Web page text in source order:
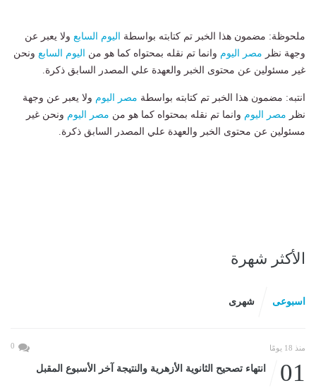
ملحوظة: مضمون هذا الخبر تم كتابته بواسطة اليوم السابع ولا يعبر عن
وجهة نظر مصر اليوم وانما تم نقله بمحتواه كما هو من اليوم السابع ونحن
غير مسئولين عن محتوى الخبر والعهدة علي المصدر السابق ذكرة.
انتبه: مضمون هذا الخبر تم كتابته بواسطة مصر اليوم ولا يعبر عن وجهة
نظر مصر اليوم وانما تم نقله بمحتواه كما هو من مصر اليوم ونحن غير
مسئولين عن محتوى الخبر والعهدة علي المصدر السابق ذكرة.
الأكثر شهرة
اسبوعى شهرى
منذ 18 يومًا 0
01 انتهاء تصحيح الثانوية الأزهرية والنتيجة آخر الأسبوع المقبل